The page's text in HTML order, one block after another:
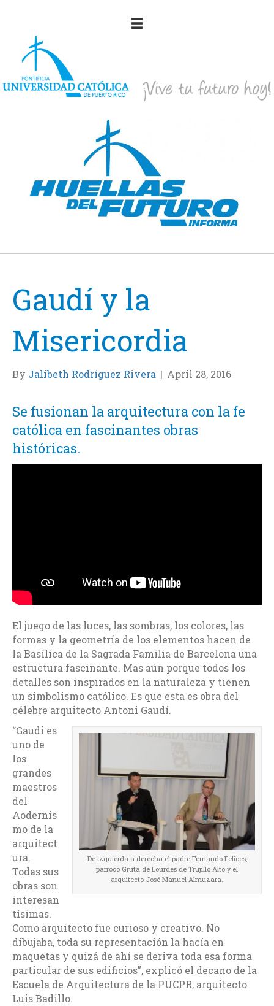
Gaudí y la
Misericordia
By Jalibeth Rodríguez Rivera | April 28, 2016
Se fusionan la arquitectura con la fe
católica en fascinantes obras
históricas.
El juego de las luces, las sombras, los colores, las
formas y la geometría de los elementos hacen de
la Basílica de la Sagrada Familia de Barcelona una
estructura fascinante. Mas aún porque todos los
detalles son inspirados en la naturaleza y tienen
un simbolismo católico. Es que esta es obra del
célebre arquitecto Antoni Gaudí.
De izquierda a derecha el padre Fernando Felices,
párroco Gruta de Lourdes de Trujillo Alto y el
arquitecto José Manuel Almuzara.
“Gaudi es
uno de
los
grandes
maestros
del
Aodernis
mo de la
arquitect
ura.
Todas sus
obras son
interesan
tísimas.
Como arquitecto fue curioso y creativo. No
dibujaba, toda su representación la hacía en
maquetas y quizá de ahí se deriva toda esa forma
particular de sus edificios”, explicó el decano de la
Escuela de Arquitectura de la PUCPR, arquitecto
Luis Badillo.